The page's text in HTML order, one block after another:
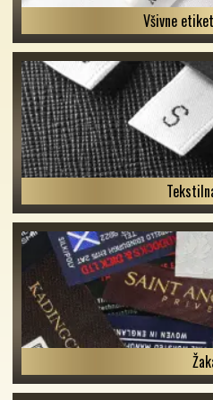
Všivne